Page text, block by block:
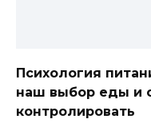
Психология
наш выбор еды и
контролировать